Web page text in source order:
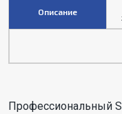
Описание
Профессиональный